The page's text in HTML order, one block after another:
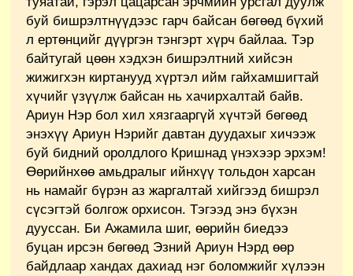
буй бишрэлтнүүдээс гарч байсан бөгөөд бүхий
л ертөнцийг дүүргэн тэнгэрт хүрч байлаа. Тэр
байтугай цөөн хэдхэн бишрэлтний хийсэн
жижигхэн киртанууд хүртэл ийм гайхамшигтай
хүчийг үзүүлж байсан нь хачирхалтай байв.
Ариун Нэр бол хил хязгааргүй хүчтэй бөгөөд
энэхүү Ариун Нэрийг давтан дуудахыг хичээж
буй бидний оролдлого Кришнад үнэхээр эрхэм!
Өөрийнхөө амьдралыг ийнхүү тольдон харсан
нь намайг бүрэн аз жаргалтай хийгээд бишрэл
сүсэгтэй болгож орхисон. Тэгээд энэ бүхэн
дууссан. Би Ажамила шиг, өөрийн биедээ
буцан ирсэн бөгөөд Эзний Ариун Нэрд өөр
байдлаар хандах дахиад нэг боломжийг хүлээн